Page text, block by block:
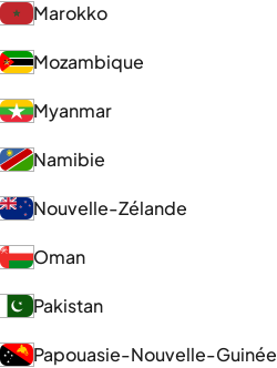
Marokko
Mozambique
Myanmar
Namibie
Nouvelle-Zélande
Oman
Pakistan
Papouasie-Nouvelle-Guinée